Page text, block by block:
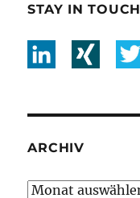
STAY IN TOUCH
ARCHIV
Archiv